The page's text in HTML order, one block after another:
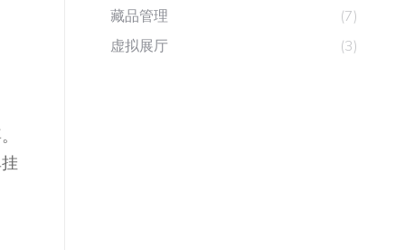
藏品管理
(7)
虚拟展厅
(3)